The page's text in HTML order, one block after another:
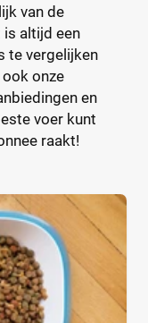
van de
is altijd een
te vergelijken
onze
en
voer kunt
raakt!